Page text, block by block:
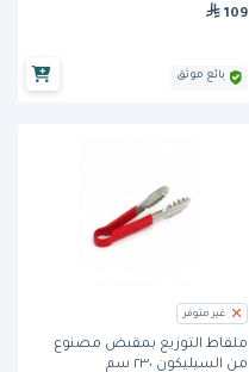
109
بائع موثق
غير متوفر
ملقاط التوزيع بمقبض مصنوع
من السيليكون ٢٣٠ سم